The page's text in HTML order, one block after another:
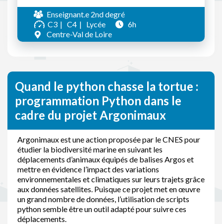
Enseignant.e 2nd degré
C3
C4 Lycée
6h
Centre-Val de Loire
Quand le python chasse la tortue :
programmation Python dans le
cadre du projet Argonimaux
Argonimaux est une action proposée par le CNES pour
étudier la biodiversité marine en suivant les
déplacements d’animaux équipés de balises Argos et
mettre en évidence l’impact des variations
environnementales et climatiques sur leurs trajets grâce
aux données satellites. Puisque ce projet met en œuvre
un grand nombre de données, l’utilisation de scripts
python semble être un outil adapté pour suivre ces
déplacements.